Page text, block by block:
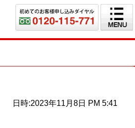
日時:2023年11月8日 PM 5:41